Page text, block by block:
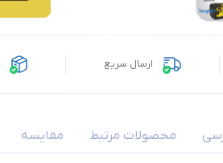
ارسال سریع
محصولات مرتبط مقایسه